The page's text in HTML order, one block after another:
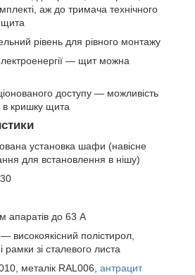
аж до тримача технічного
щита
рівень для рівного монтажу
— щит можна
доступу — можливість
в кришку щита
установка шафи (навісне
для встановлення в нішу)
апаратів до 63 А
високоякісний полістирол,
рамки зі сталевого листа
металік RAL006, антрацит